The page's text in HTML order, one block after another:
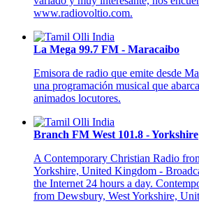
www.radiovoltio.com.
La Mega 99.7 FM - Maracaibo
Emisora de radio que emite desde
una programación musical que
animados locutores.
Branch FM West 101.8 - Yorkshire
A Contemporary Christian Radio
Yorkshire, United Kingdom -
the Internet 24 hours a day.
from Dewsbury, West Yorkshire,